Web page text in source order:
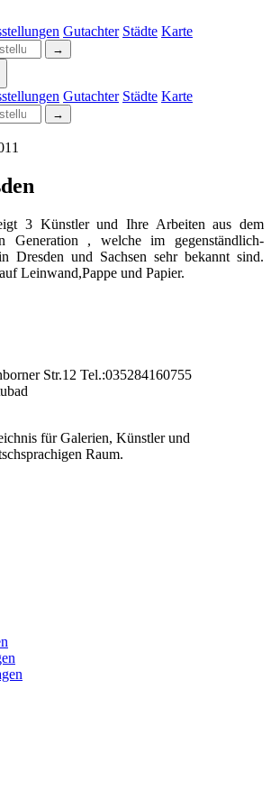
Gutachter Städte Karte
→
Gutachter Städte Karte
→
3 Künstler und Ihre Arbeiten aus dem
Generation , welche im gegenständlich-
Dresden und Sachsen sehr bekannt sind.
Leinwand,Pappe und Papier.
Str.12 Tel.:035284160755
für Galerien, Künstler und
Raum.